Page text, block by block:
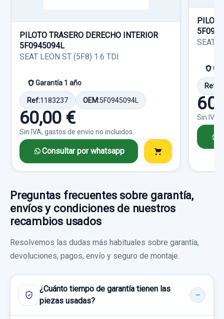
Consultar por whatsapp
PILOTO DELANTERO DERECHO BLANCO
PILOTO DELANTERO DERECHO BLANCO
usado.
SEAT ALHAMBRA (7V8) GRAN VIA
10,00 €
Sin IVA, gastos de envío no incluidos.
Consultar por whatsapp
MANDO MULTIFUNCION 46990 46977 46987
PILOTO TRASERO DERECHO INTERIOR
5F0945094L
SEAT LEON ST (5F8) 1.6 TDI
Garantía 1 año
Ref:1183237 OEM:5F0945094L
60,00 €
Sin IVA, gastos de envío no incluidos.
Consultar por whatsapp
SEAT
Ref:
Sin IVA,
Preguntas frecuentes sobre garantía,
envíos y condiciones de nuestros
recambios usados
Resolvemos las dudas más habituales sobre garantía,
devoluciones, pagos, envío y seguro de montaje.
¿Cuánto tiempo de garantía tienen las
piezas usadas?